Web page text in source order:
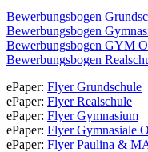
Bewerbungsbogen
Bewerbungsbogen
Bewerbungsbogen GYM
Bewerbungsbogen
ePaper: Flyer Grundschule
ePaper: Flyer Realschule
ePaper: Flyer Gymnasium
ePaper: Flyer Gymnasiale
ePaper: Flyer Paulina &